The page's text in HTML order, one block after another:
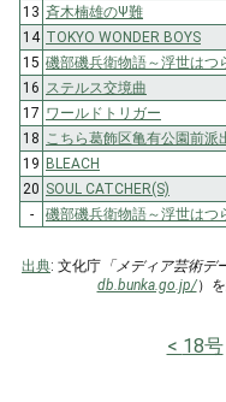
13 斉木楠雄のΨ難
14 TOKYO WONDER BOYS
15 磯部磯兵衛物語～浮世はつ
16 ステルス交境曲
17 ワールドトリガー
18
こちら葛飾区亀有公園前派
19 BLEACH
20 SOUL CATCHER(S)
-
磯部磯兵衛物語～浮世はつ
出典: 文化庁 「メディア芸術デ
db.bunka.go.jp/）
18号